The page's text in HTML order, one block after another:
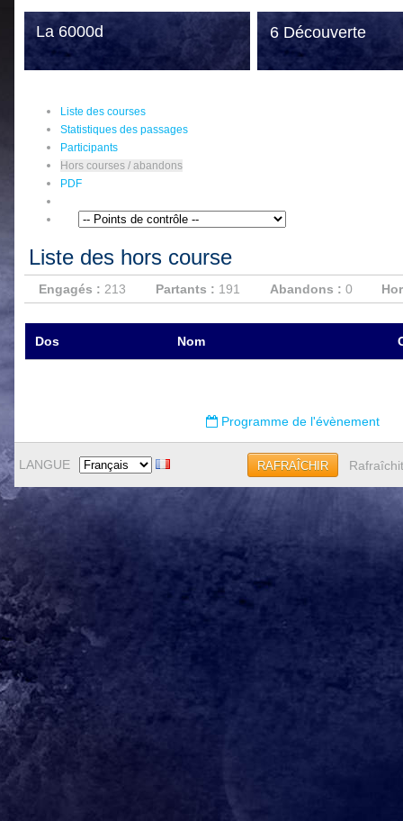
La 6000d 6 Découverte
Liste des courses
Statistiques des passages
Participants
Hors courses / abandons
PDF
Liste des hors course
Engagés : 213 Partants : 191 Abandons : 0
Dos Nom
Programme de l'évènement
LANGUE RAFRAÎCHIR